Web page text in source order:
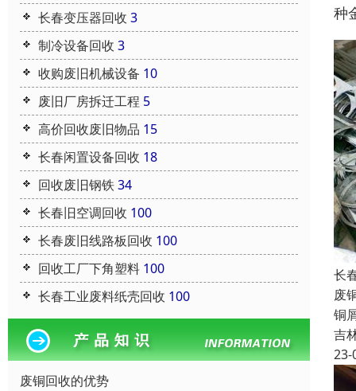
长春变压器回收 3
制冷设备回收 3
收购废旧机械设备 10
废旧厂房拆迁工程 5
高价回收废旧物品 15
长春闲置设备回收 18
回收废旧钢铁34
长春旧空调回收 100
长春废旧线路板回收 100
回收工厂下角塑料 100
长春工业废料纸壳回收 100
废铜回收的优势
种
长
废
铜
吉
23-